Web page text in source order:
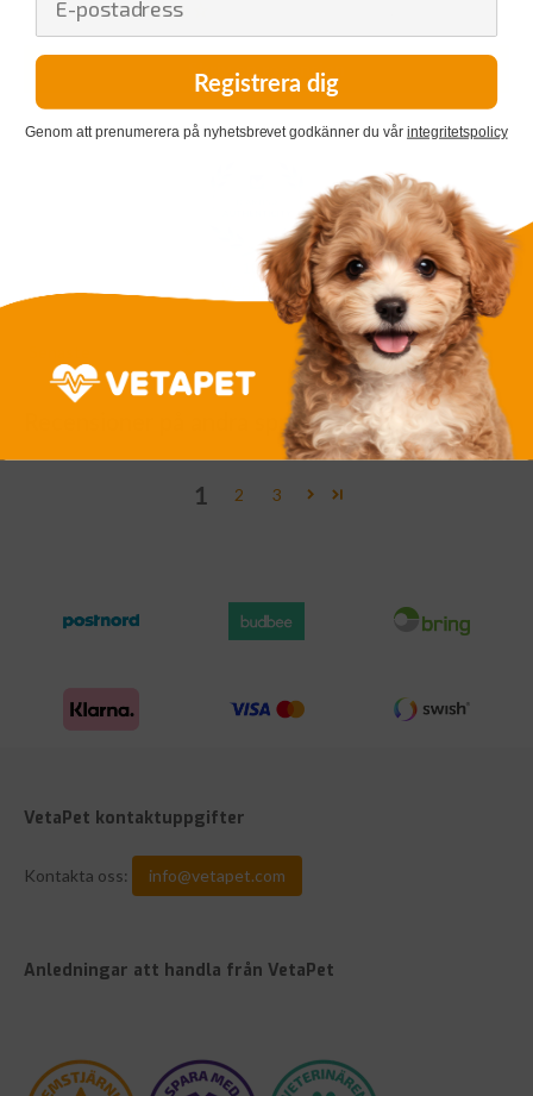
Skriv en recension
100.0
Verifierad
Sort by
Recensioner på andra språk
1 2 3
VetaPet kontaktuppgifter
Kontakta oss: info@vetapet.com
Anledningar att handla från VetaPet
Registrera dig
Genom att prenumerera på nyhetsbrevet godkänner du vår integritetspolicy